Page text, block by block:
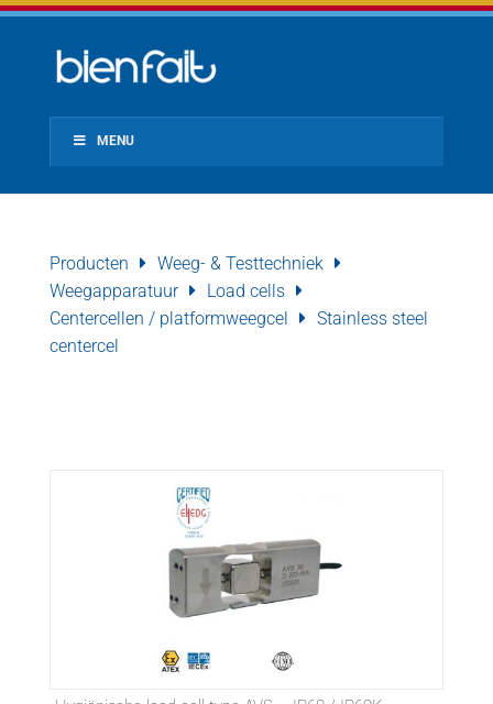
MENU
Producten
Weeg- & Testtechniek
Weegapparatuur
Load cells
Centercellen / platformweegcel
Stainless steel
centercel